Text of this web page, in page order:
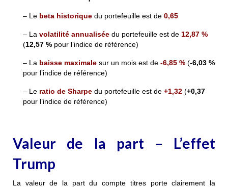
– Le beta historique du portefeuille est de 0,65
– La volatilité annualisée du portefeuille est de 12,87 %
(12,57 % pour l’indice de référence)
– La baisse maximale sur un mois est de -6,85 % (-6,03 %
pour l’indice de référence)
– Le ratio de Sharpe du portefeuille est de +1,32 (+0,37
pour l’indice de référence)
Valeur de la part – L’effet
Trump
La valeur de la part du compte titres porte clairement la